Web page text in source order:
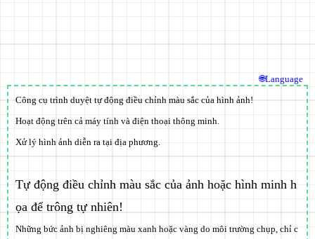
Công cụ trình duyệt tự động điều chỉnh màu sắc của hình ảnh!
Hoạt động trên cả máy tính và điện thoại thông minh.
Xử lý hình ảnh diễn ra tại địa phương.
Tự động điều chỉnh màu sắc của ảnh hoặc hình minh h
ọa để trông tự nhiên!
Những bức ảnh bị nghiêng màu xanh hoặc vàng do môi trường chụp, chỉ c
🌐Language